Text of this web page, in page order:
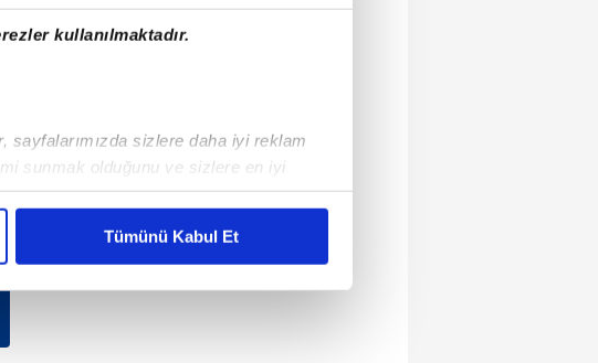
kullanılmaktadır.
sizlere daha iyi reklam
sunmak olduğunu ve sizlere en iyi
maliyetlerimizi karşılamak
toplumu hizmetlerinin sunulması
Tümünü Kabul Et